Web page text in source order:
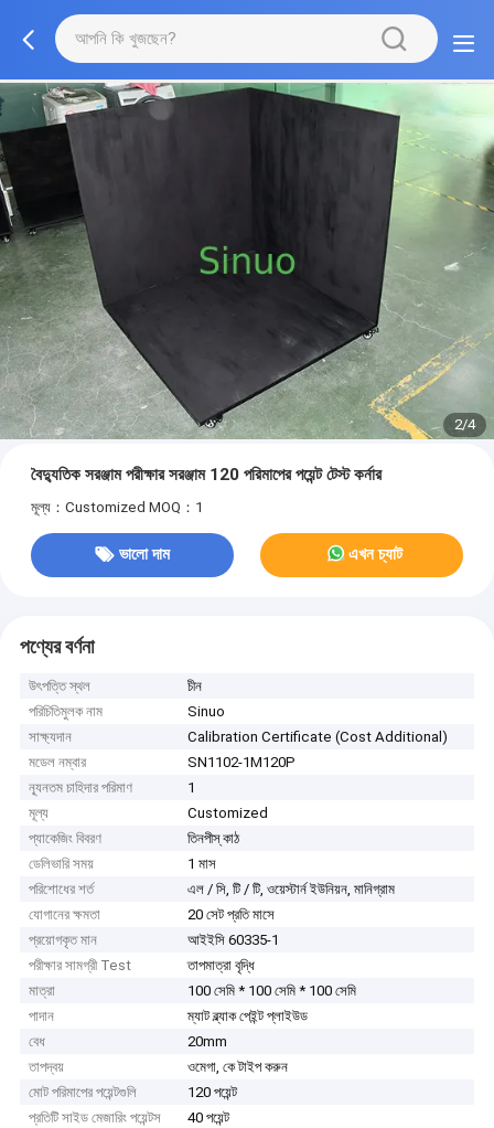
2/4
বৈদ্যুতিক সরঞ্জাম পরীক্ষার সরঞ্জাম 120 পরিমাপের পয়েন্ট টেস্ট কর্নার
মূল্য：Customized MOQ：1
ভালো দাম এখন চ্যাট
পণ্যের বর্ণনা
উৎপত্তি স্থল
চীন
পরিচিতিমুলক নাম
Sinuo
সাক্ষ্যদান
Calibration Certificate (Cost Additional)
মডেল নম্বার
SN1102-1M120P
ন্যূনতম চাহিদার পরিমাণ
1
মূল্য
Customized
প্যাকেজিং বিবরণ
তিনপীস্ কাঠ
ডেলিভারি সময়
1 মাস
পরিশোধের শর্ত
এল / সি, টি / টি, ওয়েস্টার্ন ইউনিয়ন, মানিগ্রাম
যোগানের ক্ষমতা
20 সেট প্রতি মাসে
প্রয়োগকৃত মান
আইইসি 60335-1
পরীক্ষার সামগ্রী Test
তাপমাত্রা বৃদ্ধি
মাত্রা
100 সেমি * 100 সেমি * 100 সেমি
পাদান
ম্যাট ব্ল্যাক পেইন্ট প্লাইউড
বেধ
20mm
তাপদ্বয়
ওমেগা, কে টাইপ করুন
মোট পরিমাপের পয়েন্টগুলি
120 পয়েন্ট
প্রতিটি সাইড মেজারিং পয়েন্টস
40 পয়েন্ট